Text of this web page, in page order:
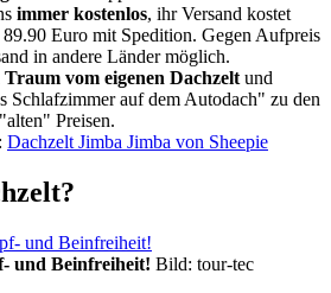
immer kostenlos, ihr Versand kostet
Euro mit Spedition. Gegen Aufpreis
in andere Länder möglich.
Traum vom eigenen Dachzelt und
Schlafzimmer auf dem Autodach" zu den
Preisen.
Dachzelt Jimba Jimba von Sheepie
und Beinfreiheit! Bild: tour-tec